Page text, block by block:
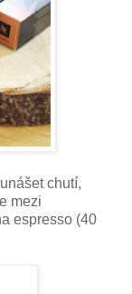
chutí,
mezi
espresso (40